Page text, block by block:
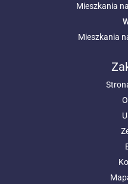
Mieszkania
Mieszkania